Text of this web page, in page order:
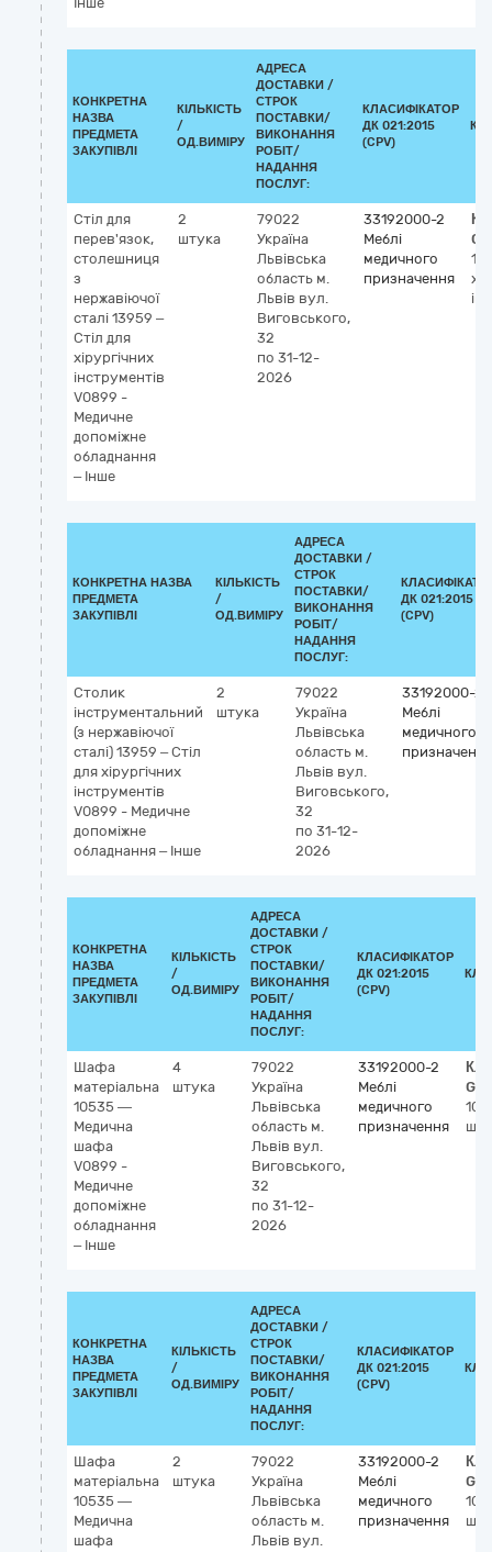
КОНКРЕТНА
НАЗВА
ПРЕДМЕТА
ЗАКУПІВЛІ
КІЛЬКІСТЬ
/
ОД.ВИМІРУ
АДРЕСА
ДОСТАВКИ /
СТРОК
ПОСТАВКИ/
ВИКОНАННЯ
РОБІТ/
НАДАННЯ
ПОСЛУГ:
КЛАСИФІКАТОР
ДК 021:2015
(CPV)
Стіл для
перев'язок,
столешниця
з
нержавіючої
сталі 13959 –
Стіл для
хірургічних
інструментів
V0899 -
Медичне
допоміжне
обладнання
– Інше
2
штука
79022
Україна
Львівська
область м.
Львів вул.
Виговського,
32
по 31-12-
2026
33192000-2
Меблі
медичного
призначення
КОНКРЕТНА НАЗВА
ПРЕДМЕТА
ЗАКУПІВЛІ
КІЛЬКІСТЬ
/
ОД.ВИМІРУ
АДРЕСА
ДОСТАВКИ /
СТРОК
ПОСТАВКИ/
ВИКОНАННЯ
РОБІТ/
НАДАННЯ
ПОСЛУГ:
ДК 021:2015
(CPV)
Столик
інструментальний
(з нержавіючої
сталі) 13959 – Стіл
для хірургічних
інструментів
V0899 - Медичне
допоміжне
обладнання – Інше
2
штука
79022
Україна
Львівська
область м.
Львів вул.
Виговського,
32
по 31-12-
2026
33192000-2
Меблі
медичного
призначення
КОНКРЕТНА
НАЗВА
ПРЕДМЕТА
ЗАКУПІВЛІ
КІЛЬКІСТЬ
/
ОД.ВИМІРУ
АДРЕСА
ДОСТАВКИ /
СТРОК
ПОСТАВКИ/
ВИКОНАННЯ
РОБІТ/
НАДАННЯ
ПОСЛУГ:
КЛАСИФІКАТОР
ДК 021:2015
(CPV)
Шафа
матеріальна
10535 —
Медична
шафа
V0899 -
Медичне
допоміжне
обладнання
– Інше
4
штука
79022
Україна
Львівська
область м.
Львів вул.
Виговського,
32
по 31-12-
2026
33192000-2
Меблі
медичного
призначення
КОНКРЕТНА
НАЗВА
ПРЕДМЕТА
ЗАКУПІВЛІ
КІЛЬКІСТЬ
/
ОД.ВИМІРУ
АДРЕСА
ДОСТАВКИ /
СТРОК
ПОСТАВКИ/
ВИКОНАННЯ
РОБІТ/
НАДАННЯ
ПОСЛУГ:
КЛАСИФІКАТОР
ДК 021:2015
(CPV)
Шафа
матеріальна
10535 —
Медична
шафа
2
штука
79022
Україна
Львівська
область м.
Львів вул.
33192000-2
Меблі
медичного
призначення